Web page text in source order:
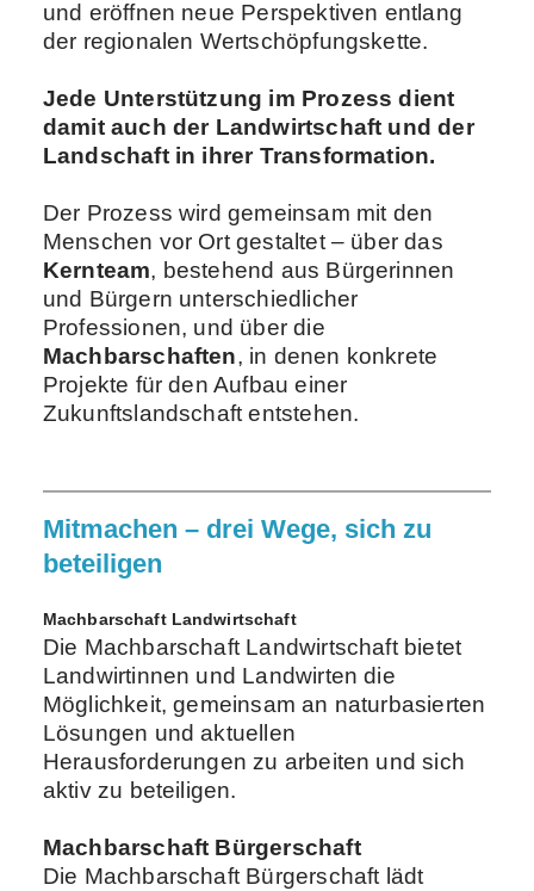
und eröffnen neue Perspektiven entlang
der regionalen Wertschöpfungskette.
Jede Unterstützung im Prozess dient
damit auch der Landwirtschaft und der
Landschaft in ihrer Transformation.
Der Prozess wird gemeinsam mit den
Menschen vor Ort gestaltet – über das
Kernteam, bestehend aus Bürgerinnen
und Bürgern unterschiedlicher
Professionen, und über die
Machbarschaften, in denen konkrete
Projekte für den Aufbau einer
Zukunftslandschaft entstehen.
Mitmachen – drei Wege, sich zu
beteiligen
Machbarschaft Landwirtschaft
Die Machbarschaft Landwirtschaft bietet
Landwirtinnen und Landwirten die
Möglichkeit, gemeinsam an naturbasierten
Lösungen und aktuellen
Herausforderungen zu arbeiten und sich
aktiv zu beteiligen.
Machbarschaft Bürgerschaft
Die Machbarschaft Bürgerschaft lädt